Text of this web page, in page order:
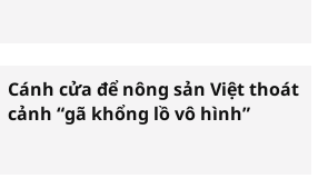
Cánh cửa để nông sản Việt thoát
cảnh “gã khổng lồ vô hình”